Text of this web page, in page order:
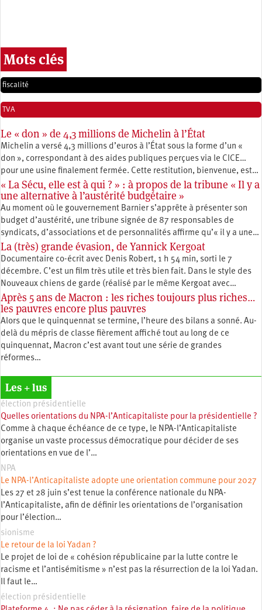
Mots clés
fiscalité
TVA
Le « don » de 4,3 millions de Michelin à l’État
Michelin a versé 4,3 millions d’euros à l’État sous la forme d’un «
don », correspondant à des aides publiques perçues via le CICE…
pour une usine finalement fermée. Cette restitution, bienvenue, est…
« La Sécu, elle est à qui ? » : à propos de la tribune « Il y a
une alternative à l’austérité budgétaire »
Au moment où le gouvernement Barnier s’apprête à présenter son
budget d’austérité, une tribune signée de 87 responsables de
syndicats, d’associations et de personnalités affirme qu’« il y a une…
La (très) grande évasion, de Yannick Kergoat
Documentaire co-écrit avec Denis Robert, 1 h 54 min, sorti le 7
décembre. C’est un film très utile et très bien fait. Dans le style des
Nouveaux chiens de garde (réalisé par le même Kergoat avec…
Après 5 ans de Macron : les riches toujours plus riches…
les pauvres encore plus pauvres
Alors que le quinquennat se termine, l’heure des bilans a sonné. Au-
delà du mépris de classe fièrement affiché tout au long de ce
quinquennat, Macron c’est avant tout une série de grandes
réformes…
Les + lus
élection présidentielle
Quelles orientations du NPA-l’Anticapitaliste pour la présidentielle ?
Comme à chaque échéance de ce type, le NPA-l’Anticapitaliste
organise un vaste processus démocratique pour décider de ses
orientations en vue de l’…
NPA
Le NPA-l’Anticapitaliste adopte une orientation commune pour 2027
Les 27 et 28 juin s’est tenue la conférence nationale du NPA-
l’Anticapitaliste, afin de définir les orientations de l’organisation
pour l’élection…
sionisme
Le retour de la loi Yadan ?
Le projet de loi de « cohésion républicaine par la lutte contre le
racisme et l’antisémitisme » n’est pas la résurrection de la loi Yadan.
Il faut le…
élection présidentielle